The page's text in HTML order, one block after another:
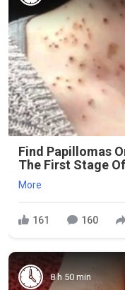
Find Papillomas
The First Stage
More
161 160
8 h 50 min